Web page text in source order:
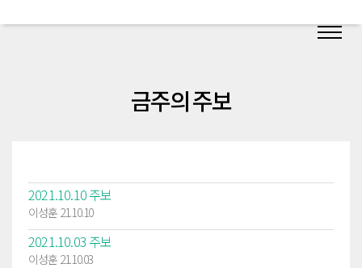
금주의 주보
2021.10.10 주보
이성훈 21.10.10
2021.10.03 주보
이성훈 21.10.03